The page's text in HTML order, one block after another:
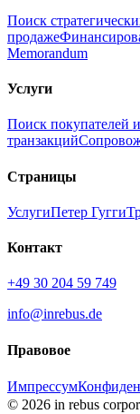
Поиск
продаже
Memorandum
Услуги
Поиск покупателей
транзакций
Страницы
УслугиПетер Гугги
Контакт
+49 30 204 59 749
info@inrebus.de
Правовое
Импрессум
© 2026 in rebus